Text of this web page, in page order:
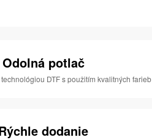
Odolná potlač
DTF s použitím kvalitných farieb
dodanie